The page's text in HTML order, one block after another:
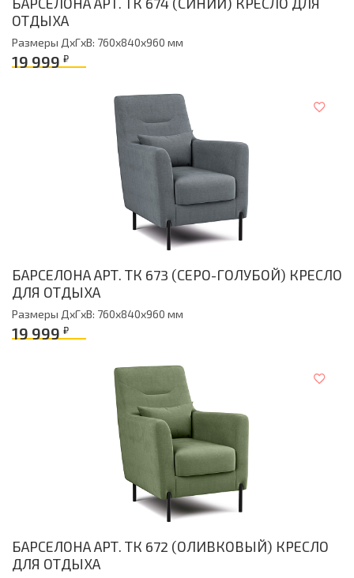
ОТДЫХА
Размеры ДxГxВ: 760x840x960 мм
19 999 ₽
БАРСЕЛОНА АРТ. ТК 673 (СЕРО-ГОЛУБОЙ) КРЕСЛО
ДЛЯ ОТДЫХА
Размеры ДxГxВ: 760x840x960 мм
19 999₽
БАРСЕЛОНА АРТ. ТК 672 (ОЛИВКОВЫЙ) КРЕСЛО
ДЛЯ ОТДЫХА